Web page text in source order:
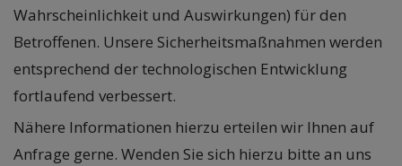
Wahrscheinlichkeit und Auswirkungen) für den
Betroffenen. Unsere Sicherheitsmaßnahmen werden
entsprechend der technologischen Entwicklung
fortlaufend verbessert.
Nähere Informationen hierzu erteilen wir Ihnen auf
Anfrage gerne. Wenden Sie sich hierzu bitte an uns